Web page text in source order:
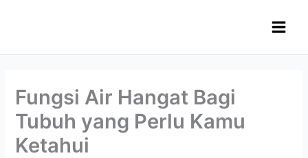
Fungsi Air Hangat Bagi
Tubuh yang Perlu Kamu
Ketahui